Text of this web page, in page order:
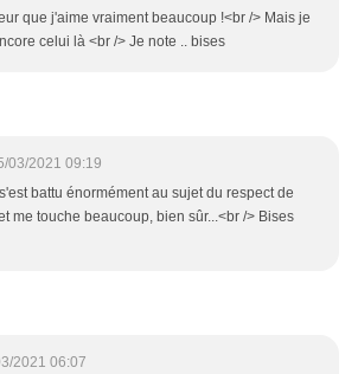
que j'aime vraiment beaucoup !<br /> Mais je
celui là <br /> Je note .. bises
03/2021 09:19
battu énormément au sujet du respect de
me touche beaucoup, bien sûr...<br /> Bises
2021 06:07